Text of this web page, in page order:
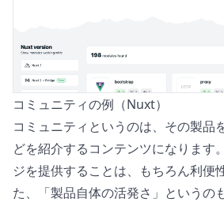
コミュニティの例（Nuxt）
コミュニティというのは、その製品
どを紹介するコンテンツになります
ジを提供することは、もちろん利便
た、「製品自体の活発さ」というの